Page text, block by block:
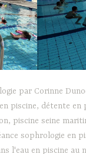
par Corinne
piscine, détente en
, piscine seine
sophrologie en
l'eau en piscine au